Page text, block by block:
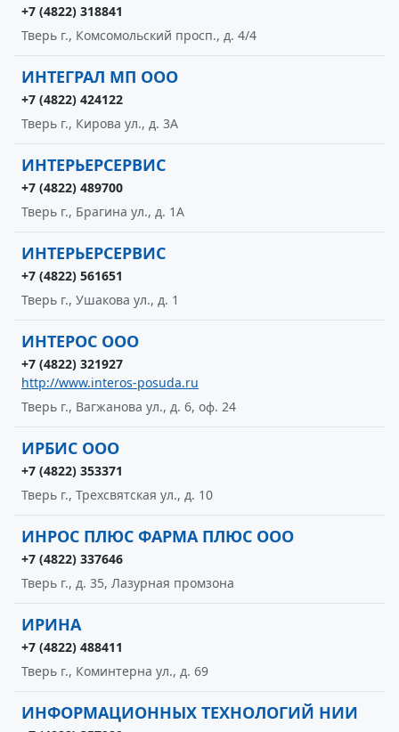
+7 (4822) 318841
Тверь г., Комсомольский просп., д. 4/4
ИНТЕГРАЛ МП ООО
+7 (4822) 424122
Тверь г., Кирова ул., д. 3А
ИНТЕРЬЕРСЕРВИС
+7 (4822) 489700
Тверь г., Брагина ул., д. 1А
ИНТЕРЬЕРСЕРВИС
+7 (4822) 561651
Тверь г., Ушакова ул., д. 1
ИНТЕРОС ООО
+7 (4822) 321927
http://www.interos-posuda.ru
Тверь г., Вагжанова ул., д. 6, оф. 24
ИРБИС ООО
+7 (4822) 353371
Тверь г., Трехсвятская ул., д. 10
ИНРОС ПЛЮС ФАРМА ПЛЮС ООО
+7 (4822) 337646
Тверь г., д. 35, Лазурная промзона
ИРИНА
+7 (4822) 488411
Тверь г., Коминтерна ул., д. 69
ИНФОРМАЦИОННЫХ ТЕХНОЛОГИЙ НИИ